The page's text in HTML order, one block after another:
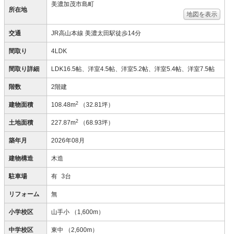
所在地
美濃加茂市島町
地図を表示
交通 JR高山本線 美濃太田駅徒歩14分
間取り 4LDK
間取り詳細 LDK16.5帖、洋室4.5帖、洋室5.2帖、洋室5.4帖、洋室7.5帖
階数 2階建
建物面積 108.48m2 （32.81坪）
土地面積 227.87m2 （68.93坪）
築年月 2026年08月
建物構造 木造
駐車場 有 3台
リフォーム 無
小学校区 山手小 （1,600m）
中学校区 東中 （2,600m）